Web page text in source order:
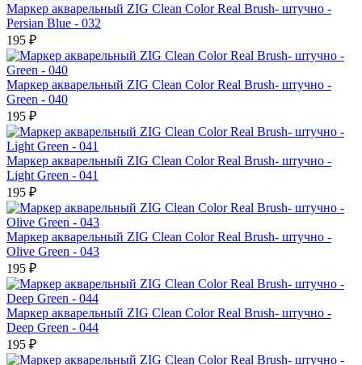
Маркер акварельный ZIG Clean Color Real Brush- штучно -
Persian Blue - 032
195 ₽
Маркер акварельный ZIG Clean Color Real Brush- штучно -
Green - 040
195 ₽
Маркер акварельный ZIG Clean Color Real Brush- штучно -
Light Green - 041
195 ₽
Маркер акварельный ZIG Clean Color Real Brush- штучно -
Olive Green - 043
195 ₽
Маркер акварельный ZIG Clean Color Real Brush- штучно -
Deep Green - 044
195 ₽